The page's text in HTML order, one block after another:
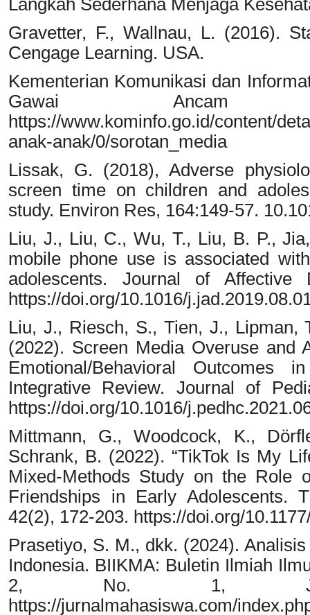
Gravetter, F., Wallnau, L. (2016).
Cengage Learning. USA.
Kementerian Komunikasi dan
Gawai Ancam
https://www.kominfo.go.id/content/
anak-anak/0/sorotan_media
Lissak, G. (2018), Adverse
screen time on children and
study. Environ Res, 164:149-57.
Liu, J., Liu, C., Wu, T., Liu, B. P.,
mobile phone use is associated
adolescents. Journal of Affective
https://doi.org/10.1016/
Liu, J., Riesch, S., Tien, J., Lipman,
(2022). Screen Media Overuse and
Emotional/Behavioral Outcomes
Integrative Review. Journal of
https://doi.org/10.1016/
Mittmann, G., Woodcock, K.,
Schrank, B. (2022). “TikTok Is My
Mixed-Methods Study on the Role
Friendships in Early Adolescents.
42(2), 172-203. https://doi.org/
Prasetiyo, S. M., dkk. (2024).
Indonesia. BIIKMA: Buletin Ilmiah
2, No. 1,
https://jurnalmahasiswa.com/